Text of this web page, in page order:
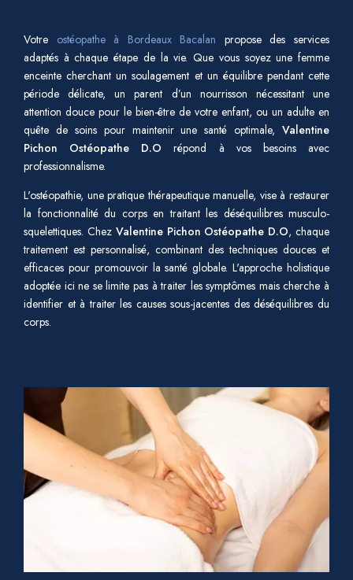
Votre ostéopathe à Bordeaux Bacalan propose des services
adaptés à chaque étape de la vie. Que vous soyez une femme
enceinte cherchant un soulagement et un équilibre pendant cette
période délicate, un parent d’un nourrisson nécessitant une
attention douce pour le bien-être de votre enfant, ou un adulte en
quête de soins pour maintenir une santé optimale, Valentine
Pichon Ostéopathe D.O répond à vos besoins avec
professionnalisme.
L'ostéopathie, une pratique thérapeutique manuelle, vise à restaurer
la fonctionnalité du corps en traitant les déséquilibres musculo-
squelettiques. Chez Valentine Pichon Ostéopathe D.O, chaque
traitement est personnalisé, combinant des techniques douces et
efficaces pour promouvoir la santé globale. L'approche holistique
adoptée ici ne se limite pas à traiter les symptômes mais cherche à
identifier et à traiter les causes sous-jacentes des déséquilibres du
corps.